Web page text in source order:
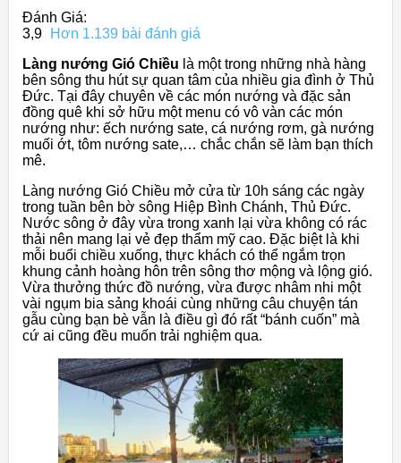
Đánh Giá:
3,9
Hơn 1.139 bài đánh giá
Làng nướng Gió Chiều là một trong những nhà hàng
bên sông thu hút sự quan tâm của nhiều gia đình ở Thủ
Đức. Tại đây chuyên về các món nướng và đặc sản
đồng quê khi sở hữu một menu có vô vàn các món
nướng như: ếch nướng sate, cá nướng rơm, gà nướng
muối ớt, tôm nướng sate,… chắc chắn sẽ làm bạn thích
mê.
Làng nướng Gió Chiều mở cửa từ 10h sáng các ngày
trong tuần bên bờ sông Hiệp Bình Chánh, Thủ Đức.
Nước sông ở đây vừa trong xanh lại vừa không có rác
thải nên mang lại vẻ đẹp thẩm mỹ cao. Đặc biệt là khi
mỗi buổi chiều xuống, thực khách có thể ngắm trọn
khung cảnh hoàng hôn trên sông thơ mộng và lộng gió.
Vừa thưởng thức đồ nướng, vừa được nhâm nhi một
vài ngụm bia sảng khoái cùng những câu chuyện tán
gẫu cùng bạn bè vẫn là điều gì đó rất “bánh cuốn” mà
cứ ai cũng đều muốn trải nghiệm qua.